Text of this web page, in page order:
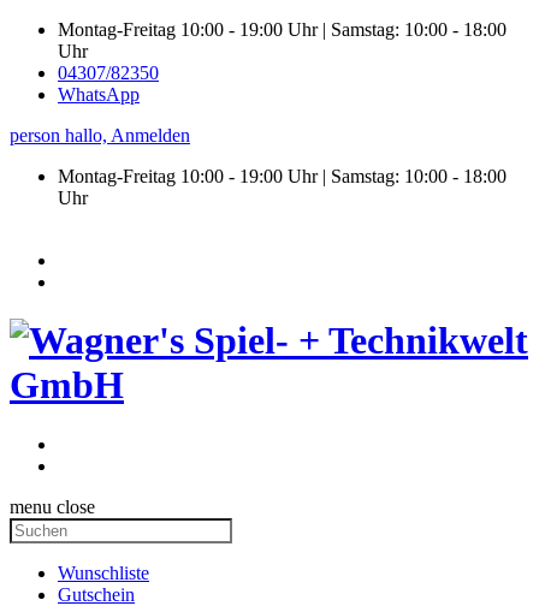
Montag-Freitag 10:00 - 19:00 Uhr | Samstag: 10:00 - 18:00
Uhr
04307/82350
WhatsApp
person hallo, Anmelden
Montag-Freitag 10:00 - 19:00 Uhr | Samstag: 10:00 - 18:00
Uhr
menu close
Wunschliste
Gutschein